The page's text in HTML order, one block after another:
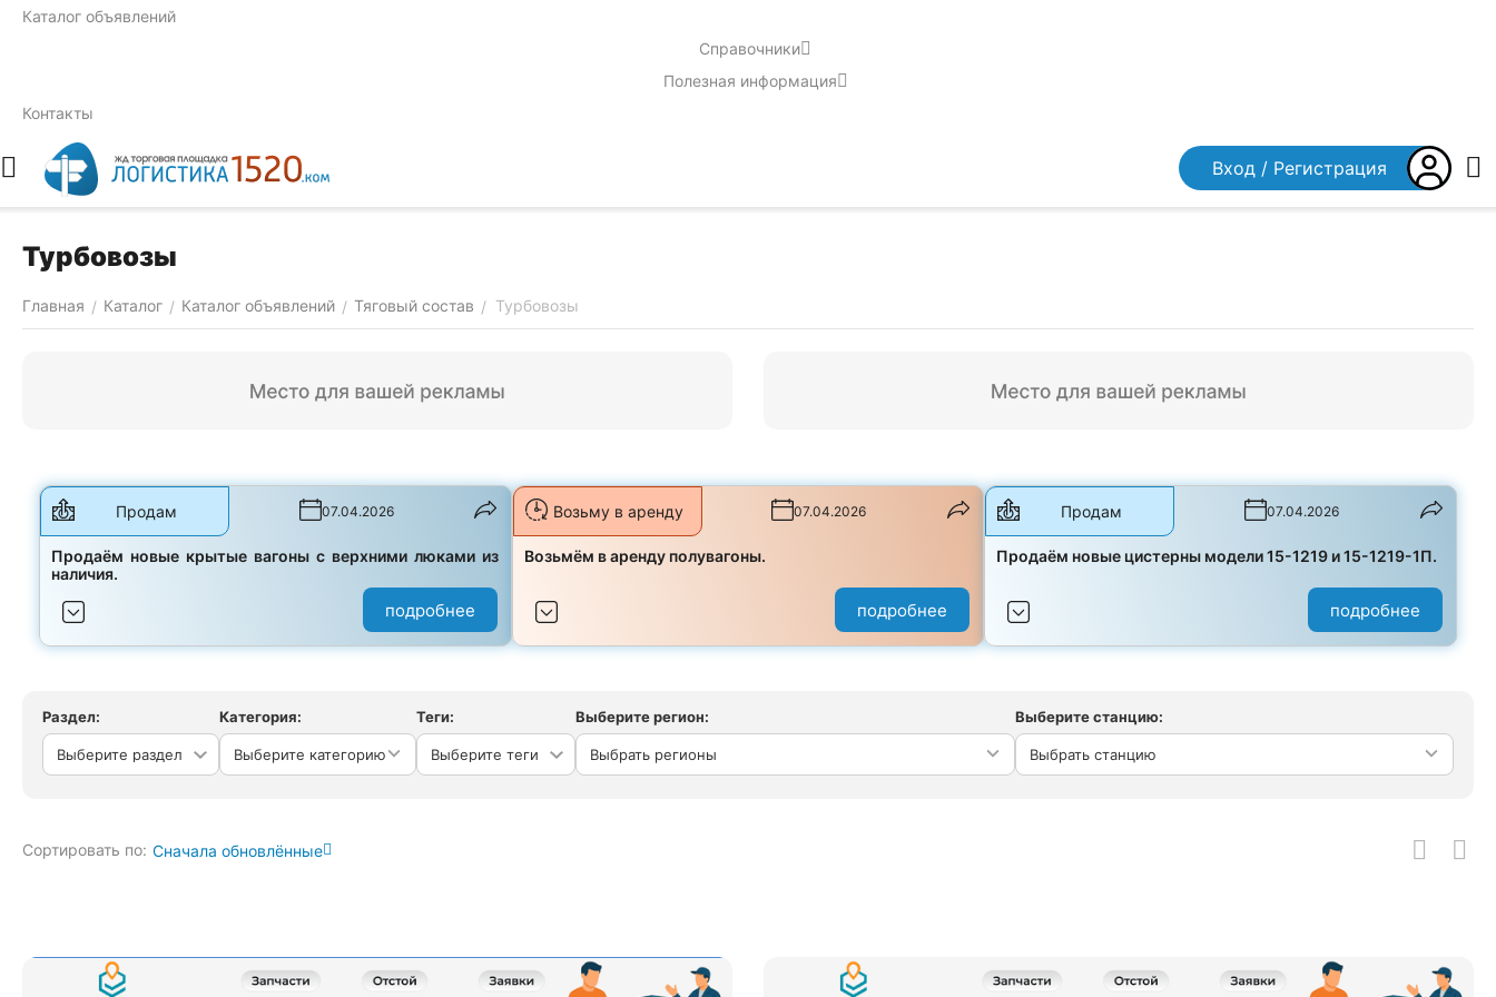
Каталог объявлений
Справочники
Полезная информация
Контакты
Вход / Регистрация
Турбовозы
Главная / Каталог / Каталог объявлений / Тяговый состав / Турбовозы
Продам 07.04.2026
Продаём новые крытые вагоны с верхними люками из
наличия.
подробнее
Возьму в аренду 07.04.2026
Возьмём в аренду полувагоны.
подробнее
Продам 07.04.2026
Продаём новые цистерны модели 15-1219 и 15-1219-1П.
подробнее
Раздел: Категория:
Выберите категорию
Теги: Выберите регион:
Выбрать регионы
Выберите станцию:
Выбрать станцию
Сортировать по: Сначала обновлённые